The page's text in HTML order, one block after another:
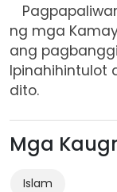
ng mga
ang
Ipinahihintulot
dito.
Mga
Islam